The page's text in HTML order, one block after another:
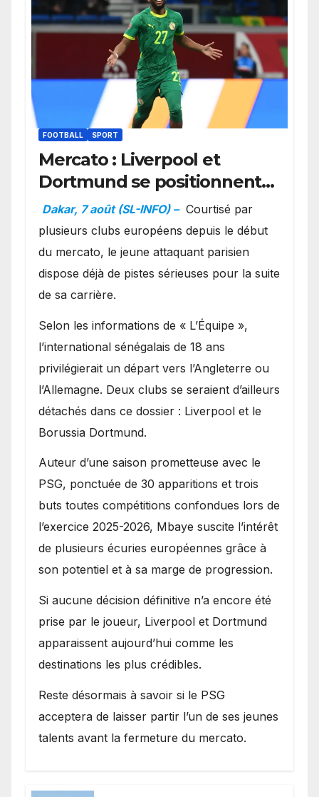
FOOTBALL SPORT
Mercato : Liverpool et
Dortmund se positionnent
en favoris pour recruter
Ibrahim Mbaye
Dakar, 7 août (SL-INFO) – Courtisé par
plusieurs clubs européens depuis le début
du mercato, le jeune attaquant parisien
dispose déjà de pistes sérieuses pour la suite
de sa carrière.
Selon les informations de « L’Équipe »,
l’international sénégalais de 18 ans
privilégierait un départ vers l’Angleterre ou
l’Allemagne. Deux clubs se seraient d’ailleurs
détachés dans ce dossier : Liverpool et le
Borussia Dortmund.
Auteur d’une saison prometteuse avec le
PSG, ponctuée de 30 apparitions et trois
buts toutes compétitions confondues lors de
l’exercice 2025-2026, Mbaye suscite l’intérêt
de plusieurs écuries européennes grâce à
son potentiel et à sa marge de progression.
Si aucune décision définitive n’a encore été
prise par le joueur, Liverpool et Dortmund
apparaissent aujourd’hui comme les
destinations les plus crédibles.
Reste désormais à savoir si le PSG
acceptera de laisser partir l’un de ses jeunes
talents avant la fermeture du mercato.